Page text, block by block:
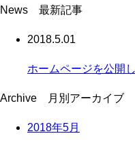
News 最新記事
2018.5.01
ホームページを公開
Archive 月別アーカイブ
2018年5月